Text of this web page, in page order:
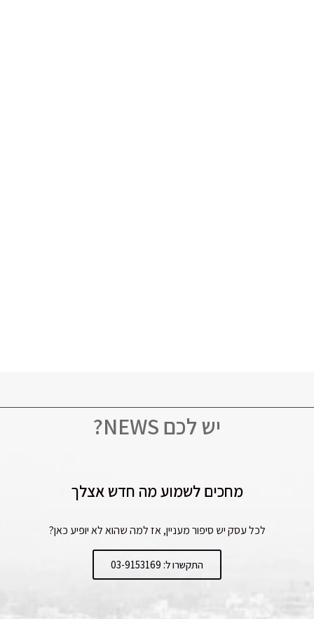
יש לכם NEWS?
מחכים לשמוע מה חדש אצלך
לכל עסק יש סיפור מעניין, אז למה שהוא לא יופיע כאן?
התקשרו ל: 03-9153169